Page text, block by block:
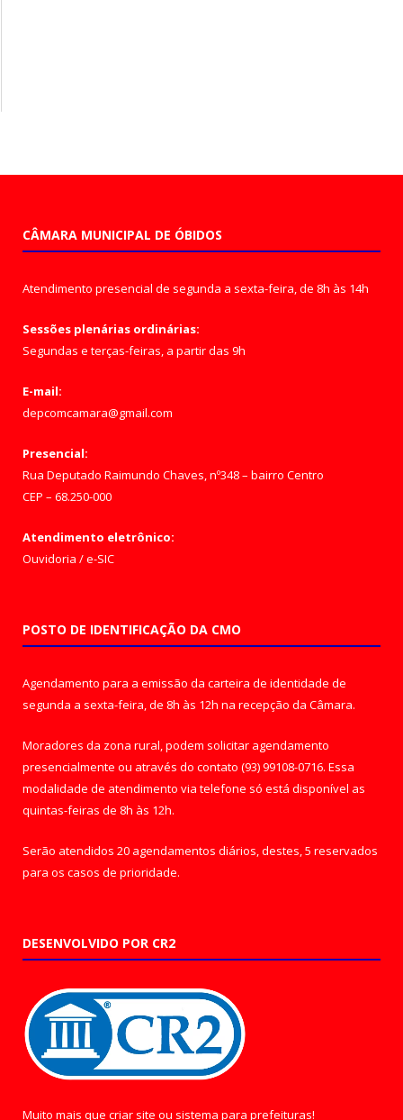
CÂMARA MUNICIPAL DE ÓBIDOS
Atendimento presencial de segunda a sexta-feira, de 8h às 14h
Sessões plenárias ordinárias:
Segundas e terças-feiras, a partir das 9h
E-mail:
depcomcamara@gmail.com
Presencial:
Rua Deputado Raimundo Chaves, nº348 – bairro Centro
CEP – 68.250-000
Atendimento eletrônico:
Ouvidoria /e-SIC
POSTO DE IDENTIFICAÇÃO DA CMO
Agendamento para a emissão da carteira de identidade de
segunda a sexta-feira, de 8h às 12h na recepção da Câmara.
Moradores da zona rural, podem solicitar agendamento
presencialmente ou através do contato (93) 99108-0716. Essa
modalidade de atendimento via telefone só está disponível as
quintas-feiras de 8h às 12h.
Serão atendidos 20 agendamentos diários, destes, 5 reservados
para os casos de prioridade.
DESENVOLVIDO POR CR2
Muito mais que criar site ou sistema para prefeituras!